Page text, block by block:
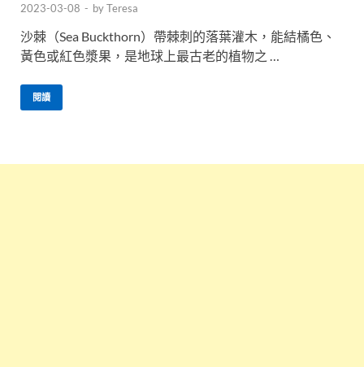
2023-03-08 - byTeresa
沙棘（Sea Buckthorn）帶棘刺的落葉灌木，能結橘色、
黃色或紅色漿果，是地球上最古老的植物之 …
閱讀